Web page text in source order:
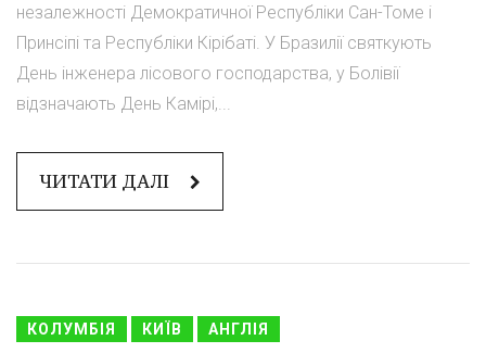
незалежності Демократичної Республіки Сан-Томе і
Принсіпі та Республіки Кірібаті. У Бразилії святкують
День інженера лісового господарства, у Болівії
відзначають День Камірі,...
ЧИТАТИ ДАЛІ
КОЛУМБІЯ КИЇВ АНГЛІЯ